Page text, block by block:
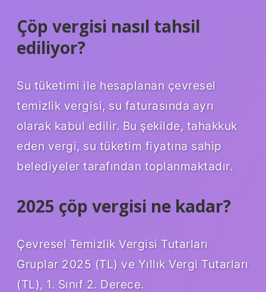
Çöp vergisi nasıl tahsil
ediliyor?
Su tüketimi ile hesaplanan çevresel
temizlik vergisi, su faturasında ayrı
olarak kabul edilir. Bu şekilde, tahakkuk
eden vergi, su tüketim fiyatına sahip
belediyeler tarafından toplanmaktadır.
2025 çöp vergisi ne kadar?
Çevresel Temizlik Vergisi Tutarları
Gruplar 2025 (TL) ve Yıllık Vergi Tutarları
(TL), 1. Sınıf 2. Derece.